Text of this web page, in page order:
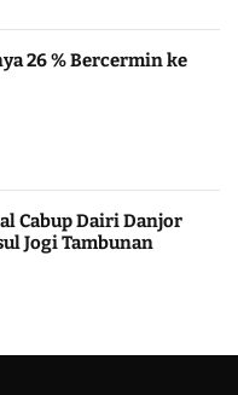
26 % Bercermin ke
Cabup Dairi Danjor
Jogi Tambunan